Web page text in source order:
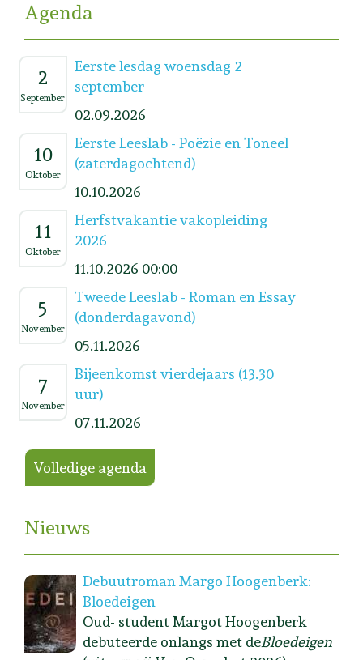
Agenda
2
September
Eerste lesdag woensdag 2
september
02.09.2026
10
Oktober
Eerste Leeslab - Poëzie en Toneel
(zaterdagochtend)
10.10.2026
11
Oktober
Herfstvakantie vakopleiding
2026
11.10.2026 00:00
5
November
Tweede Leeslab - Roman en Essay
(donderdagavond)
05.11.2026
7
November
Bijeenkomst vierdejaars (13.30
uur)
07.11.2026
Volledige agenda
Nieuws
Debuutroman Margo Hoogenberk:
Bloedeigen
Oud- student Margot Hoogenberk
debuteerde onlangs met deBloedeigen